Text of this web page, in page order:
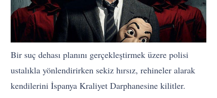
Bir suç dehası planını gerçekleştirmek üzere polisi
ustalıkla yönlendirirken sekiz hırsız, rehineler alarak
kendilerini İspanya Kraliyet Darphanesine kilitler.